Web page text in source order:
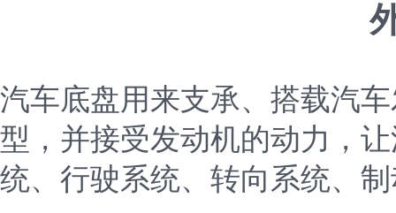
汽车底盘用来支承、搭载汽
型，并接受发动机的动力，
统、行驶系统、转向系统、